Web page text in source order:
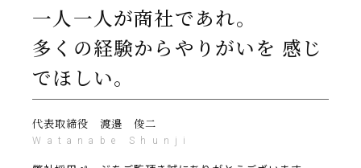
一人一人が商社であれ。
多くの経験からやりがいを 感じ
でほしい。
代表取締役 渡邉 俊二
Watanabe Shunji